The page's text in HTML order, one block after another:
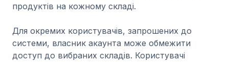
продуктів на кожному складі.
Для окремих користувачів, запрошених до
системи, власник акаунта може обмежити
доступ до вибраних складів. Користувачі